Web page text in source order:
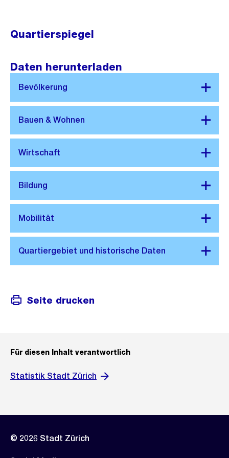
Quartierspiegel
Daten herunterladen
Seite drucken
Für diesen Inhalt verantwortlich
Statistik Stadt Zürich
© 2026 Stadt Zürich